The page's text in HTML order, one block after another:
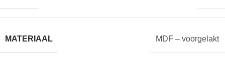
MATERIAAL MDF – voorgelakt